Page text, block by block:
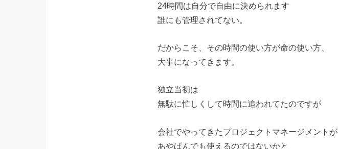
24時間は自分で自由に決められます
誰にも管理されてない。
だからこそ、その時間の使い方が命の使い方、
大事になってきます。
独立当初は
無駄に忙しくして時間に追われてたのですが
会社でやってきたプロジェクトマネージメントが
あやぱんでも使えるのではないかと